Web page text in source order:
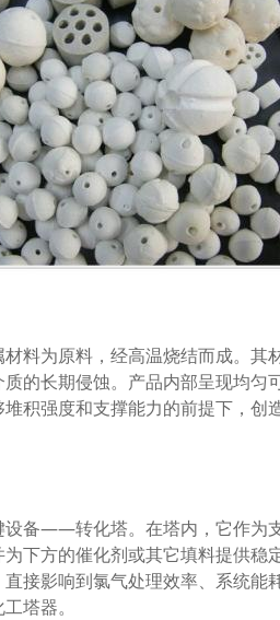
料为原料，经高温烧结而成。其
的长期侵蚀。产品内部呈现均匀
积强度和支撑能力的前提下，创
备——转化塔。在塔内，它作为
下方的催化剂或其它填料提供稳
接影响到氯气处理效率、系统能
塔器。